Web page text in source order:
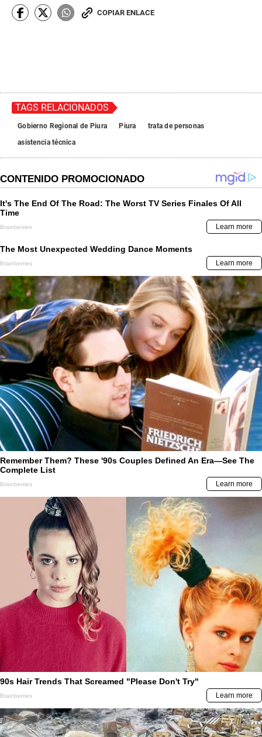
COPIAR ENLACE
TAGS RELACIONADOS
Gobierno Regional de Piura Piura
trata de personas
asistencia técnica